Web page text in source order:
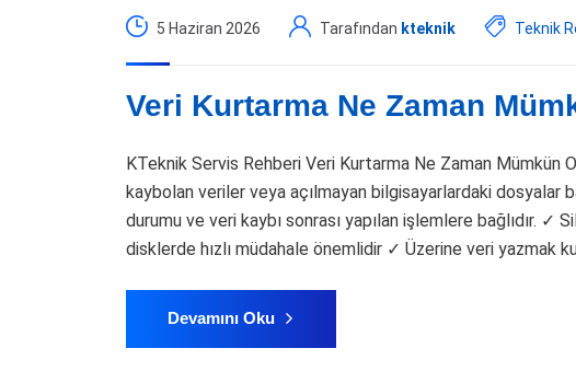
5 Haziran 2026 Tarafından kteknik Teknik
Veri Kurtarma Ne Zaman
KTeknik Servis Rehberi Veri Kurtarma Ne Zaman Mümkün
kaybolan veriler veya açılmayan bilgisayarlardaki dosyalar
durumu ve veri kaybı sonrası yapılan işlemlere bağlıdır. ✓
disklerde hızlı müdahale önemlidir ✓ Üzerine veri yazmak
Devamını Oku